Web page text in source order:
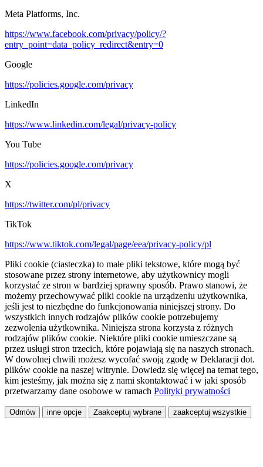
Meta Platforms, Inc.
https://www.facebook.com/privacy/policy/?
entry_point=data_policy_redirect&entry=0
Google
https://policies.google.com/privacy
LinkedIn
https://www.linkedin.com/legal/privacy-policy
You Tube
https://policies.google.com/privacy
X
https://twitter.com/pl/privacy
TikTok
https://www.tiktok.com/legal/page/eea/privacy-policy/pl
Pliki cookie (ciasteczka) to małe pliki tekstowe, które mogą być
stosowane przez strony internetowe, aby użytkownicy mogli
korzystać ze stron w bardziej sprawny sposób. Prawo stanowi, że
możemy przechowywać pliki cookie na urządzeniu użytkownika,
jeśli jest to niezbędne do funkcjonowania niniejszej strony. Do
wszystkich innych rodzajów plików cookie potrzebujemy
zezwolenia użytkownika. Niniejsza strona korzysta z różnych
rodzajów plików cookie. Niektóre pliki cookie umieszczane są
przez usługi stron trzecich, które pojawiają się na naszych stronach.
W dowolnej chwili możesz wycofać swoją zgodę w Deklaracji dot.
plików cookie na naszej witrynie. Dowiedz się więcej na temat tego,
kim jesteśmy, jak można się z nami skontaktować i w jaki sposób
przetwarzamy dane osobowe w ramach Polityki prywatności
Odmów inne opcje Zaakceptuj wybrane zaakceptuj wszystkie